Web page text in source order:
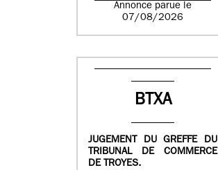
Annonce parue le
07/08/2026
BTXA
JUGEMENT DU GREFFE DU
TRIBUNAL DE COMMERCE
DE TROYES.